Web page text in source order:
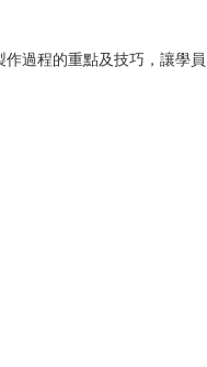
過程的重點及技巧，讓學員